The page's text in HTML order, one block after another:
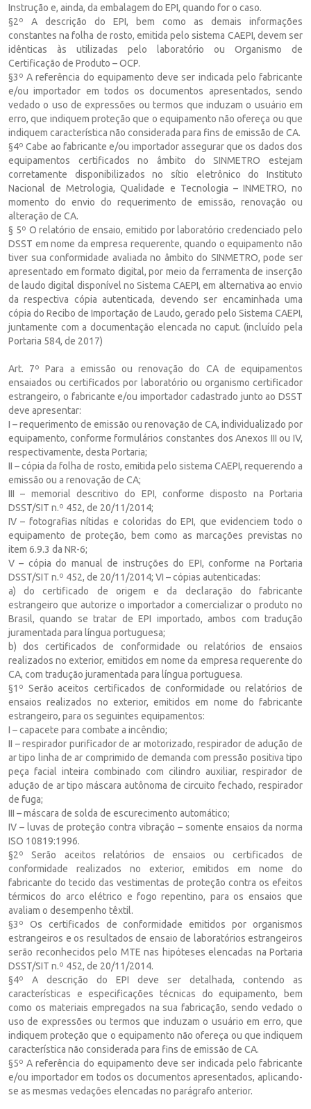
Instrução e, ainda, da embalagem do EPI, quando for o caso.
§2º A descrição do EPI, bem como as demais informações
constantes na folha de rosto, emitida pelo sistema CAEPI, devem ser
idênticas às utilizadas pelo laboratório ou Organismo de
Certificação de Produto – OCP.
§3º A referência do equipamento deve ser indicada pelo fabricante
e/ou importador em todos os documentos apresentados, sendo
vedado o uso de expressões ou termos que induzam o usuário em
erro, que indiquem proteção que o equipamento não ofereça ou que
indiquem característica não considerada para fins de emissão de CA.
§4º Cabe ao fabricante e/ou importador assegurar que os dados dos
equipamentos certificados no âmbito do SINMETRO estejam
corretamente disponibilizados no sítio eletrônico do Instituto
Nacional de Metrologia, Qualidade e Tecnologia – INMETRO, no
momento do envio do requerimento de emissão, renovação ou
alteração de CA.
§ 5º O relatório de ensaio, emitido por laboratório credenciado pelo
DSST em nome da empresa requerente, quando o equipamento não
tiver sua conformidade avaliada no âmbito do SINMETRO, pode ser
apresentado em formato digital, por meio da ferramenta de inserção
de laudo digital disponível no Sistema CAEPI, em alternativa ao envio
da respectiva cópia autenticada, devendo ser encaminhada uma
cópia do Recibo de Importação de Laudo, gerado pelo Sistema CAEPI,
juntamente com a documentação elencada no caput. (incluído pela
Portaria 584, de 2017)
Art. 7º Para a emissão ou renovação do CA de equipamentos
ensaiados ou certificados por laboratório ou organismo certificador
estrangeiro, o fabricante e/ou importador cadastrado junto ao DSST
deve apresentar:
I – requerimento de emissão ou renovação de CA, individualizado por
equipamento, conforme formulários constantes dos Anexos III ou IV,
respectivamente, desta Portaria;
II – cópia da folha de rosto, emitida pelo sistema CAEPI, requerendo a
emissão ou a renovação de CA;
III – memorial descritivo do EPI, conforme disposto na Portaria
DSST/SIT n.º 452, de 20/11/2014;
IV – fotografias nítidas e coloridas do EPI, que evidenciem todo o
equipamento de proteção, bem como as marcações previstas no
item 6.9.3 da NR-6;
V – cópia do manual de instruções do EPI, conforme na Portaria
DSST/SIT n.º 452, de 20/11/2014; VI – cópias autenticadas:
a) do certificado de origem e da declaração do fabricante
estrangeiro que autorize o importador a comercializar o produto no
Brasil, quando se tratar de EPI importado, ambos com tradução
juramentada para língua portuguesa;
b) dos certificados de conformidade ou relatórios de ensaios
realizados no exterior, emitidos em nome da empresa requerente do
CA, com tradução juramentada para língua portuguesa.
§1º Serão aceitos certificados de conformidade ou relatórios de
ensaios realizados no exterior, emitidos em nome do fabricante
estrangeiro, para os seguintes equipamentos:
I – capacete para combate a incêndio;
II – respirador purificador de ar motorizado, respirador de adução de
ar tipo linha de ar comprimido de demanda com pressão positiva tipo
peça facial inteira combinado com cilindro auxiliar, respirador de
adução de ar tipo máscara autônoma de circuito fechado, respirador
de fuga;
III – máscara de solda de escurecimento automático;
IV – luvas de proteção contra vibração – somente ensaios da norma
ISO 10819:1996.
§2º Serão aceitos relatórios de ensaios ou certificados de
conformidade realizados no exterior, emitidos em nome do
fabricante do tecido das vestimentas de proteção contra os efeitos
térmicos do arco elétrico e fogo repentino, para os ensaios que
avaliam o desempenho têxtil.
§3º Os certificados de conformidade emitidos por organismos
estrangeiros e os resultados de ensaio de laboratórios estrangeiros
serão reconhecidos pelo MTE nas hipóteses elencadas na Portaria
DSST/SIT n.º 452, de 20/11/2014.
§4º A descrição do EPI deve ser detalhada, contendo as
características e especificações técnicas do equipamento, bem
como os materiais empregados na sua fabricação, sendo vedado o
uso de expressões ou termos que induzam o usuário em erro, que
indiquem proteção que o equipamento não ofereça ou que indiquem
característica não considerada para fins de emissão de CA.
§5º A referência do equipamento deve ser indicada pelo fabricante
e/ou importador em todos os documentos apresentados, aplicando-
se as mesmas vedações elencadas no parágrafo anterior.